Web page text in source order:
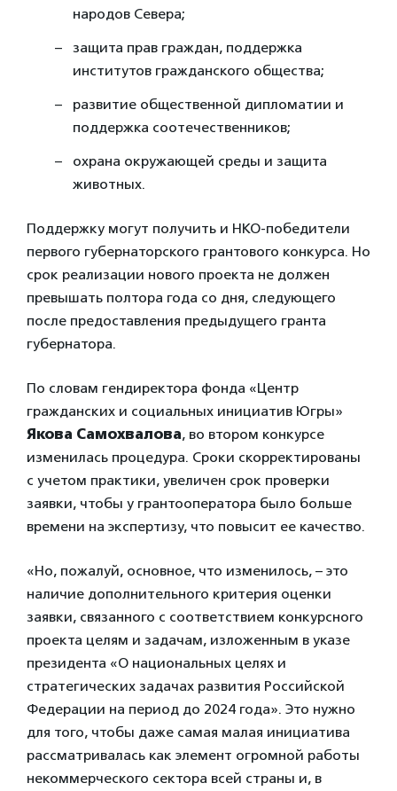
народов Севера;
защита прав граждан, поддержка
институтов гражданского общества;
развитие общественной дипломатии и
поддержка соотечественников;
охрана окружающей среды и защита
животных.
Поддержку могут получить и НКО-победители
первого губернаторского грантового конкурса. Но
срок реализации нового проекта не должен
превышать полтора года со дня, следующего
после предоставления предыдущего гранта
губернатора.
По словам гендиректора фонда «Центр
гражданских и социальных инициатив Югры»
Якова Самохвалова, во втором конкурсе
изменилась процедура. Сроки скорректированы
с учетом практики, увеличен срок проверки
заявки, чтобы у грантооператора было больше
времени на экспертизу, что повысит ее качество.
«Но, пожалуй, основное, что изменилось, – это
наличие дополнительного критерия оценки
заявки, связанного с соответствием конкурсного
проекта целям и задачам, изложенным в указе
президента «О национальных целях и
стратегических задачах развития Российской
Федерации на период до 2024 года». Это нужно
для того, чтобы даже самая малая инициатива
рассматривалась как элемент огромной работы
некоммерческого сектора всей страны и, в